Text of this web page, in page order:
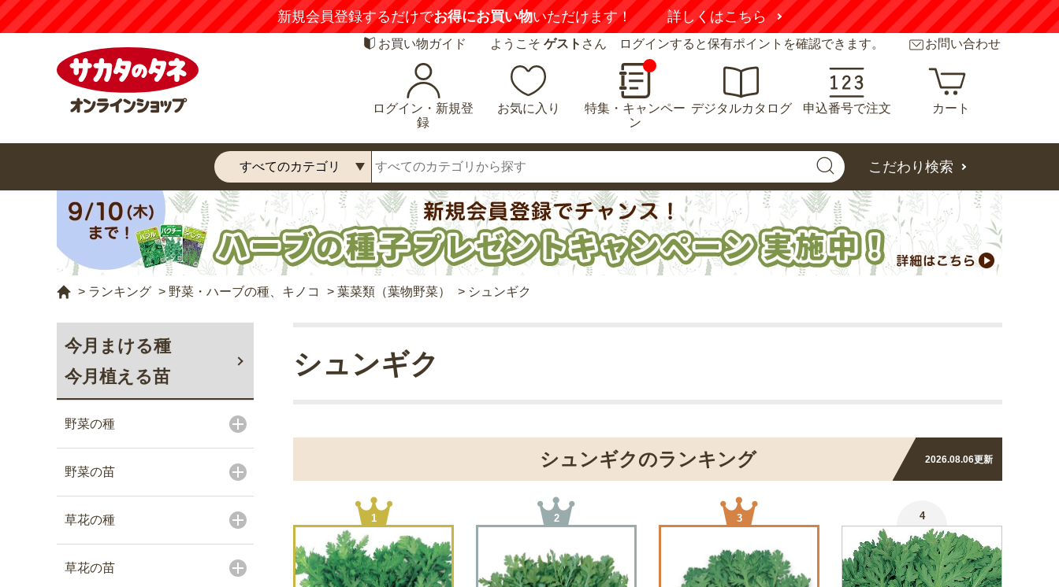
新規会員登録するだけでお得にお買い物いただけます！ 詳しくはこちら
お買い物ガイド ようこそ ゲスト さん ログインすると保有ポイントを確認できます。 お問い合わせ
ログイン・新規登
録
お気に入り
特集・キャンペー
ン
デジタルカタログ 申込番号で注文 カート
こだわり検索
> ランキング > 野菜・ハーブの種、キノコ > 葉菜類（葉物野菜） > シュンギク
今月まける種
今月植える苗
野菜の種
野菜の苗
草花の種
草花の苗
シュンギク
シュンギクのランキング 2026.08.06更新
1 2 3 4